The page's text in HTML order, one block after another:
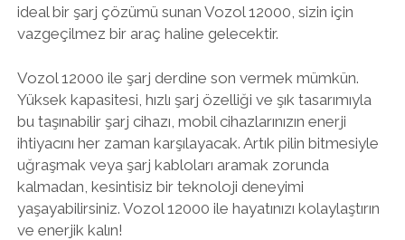
ideal bir şarj çözümü sunan Vozol 12000, sizin için
vazgeçilmez bir araç haline gelecektir.
Vozol 12000 ile şarj derdine son vermek mümkün.
Yüksek kapasitesi, hızlı şarj özelliği ve şık tasarımıyla
bu taşınabilir şarj cihazı, mobil cihazlarınızın enerji
ihtiyacını her zaman karşılayacak. Artık pilin bitmesiyle
uğraşmak veya şarj kabloları aramak zorunda
kalmadan, kesintisiz bir teknoloji deneyimi
yaşayabilirsiniz. Vozol 12000 ile hayatınızı kolaylaştırın
ve enerjik kalın!